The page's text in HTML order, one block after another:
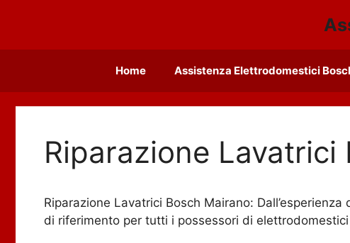
Home Assistenza Elettrodomestici
Riparazione Lavatrici
Riparazione Lavatrici Bosch Mairano:
di riferimento per tutti i possessori di elettrodomestici